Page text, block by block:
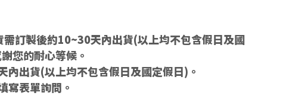
訂製後約10~30天內出貨(以上均不包含假日及國
您的耐心等候。
出貨(以上均不包含假日及國定假日)。
表單詢問。